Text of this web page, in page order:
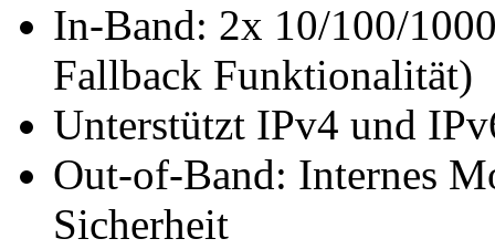
In-Band: 2x 10/100/
Fallback Funktionalität)
Unterstützt IPv4 und
Out-of-Band: Internes
Sicherheit